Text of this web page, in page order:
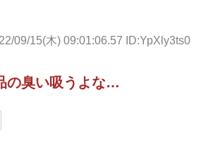
09/15(木) 09:01:06.57 ID:YpXly3ts0
の臭い吸うよな…